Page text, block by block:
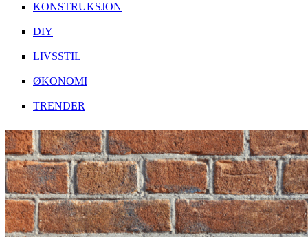
KONSTRUKSJON
DIY
LIVSSTIL
ØKONOMI
TRENDER